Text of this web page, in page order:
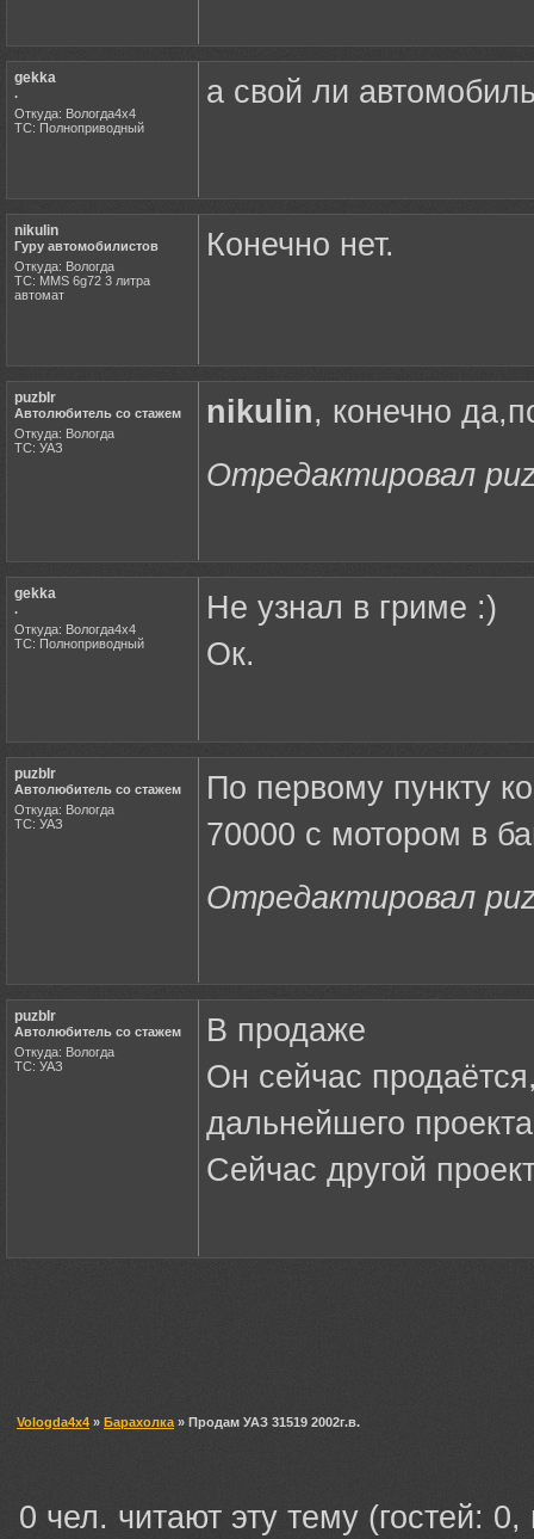
gekka
.
Откуда: Вологда4х4
ТС: Полноприводный
а свой ли
nikulin
Гуру автомобилистов
Откуда: Вологда
ТС: MMS 6g72 3 литра
автомат
Конечно нет.
puzbIr
Автолюбитель со стажем
Откуда: Вологда
ТС: УАЗ
nikulin, конечно
Отредактировал
gekka
.
Откуда: Вологда4х4
ТС: Полноприводный
Не узнал в гриме :)
Ок.
puzbIr
Автолюбитель со стажем
Откуда: Вологда
ТС: УАЗ
По первому пункту
70000 с мотором в
Отредактировал
puzbIr
Автолюбитель со стажем
Откуда: Вологда
ТС: УАЗ
В продаже
Он сейчас
дальнейшего
Сейчас другой
Vologda4x4 » Барахолка » Продам УАЗ 31519 2002г.в.
0 чел. читают эту тему (гостей: